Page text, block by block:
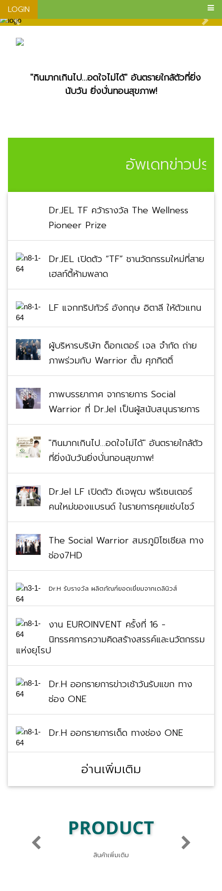
LOGIN
"กินมากเกินไป…อดใจไม่ได้" อันตรายใกล้ตัวที่ยิ่ง
นับวัน ยิ่งบั่นทอนสุขภาพ!
อัพเดทข่าวปร
Dr.JEL TF คว้ารางวัล The Wellness
Pioneer Prize
Dr.JEL เปิดตัว “TF” ชานวัตกรรมใหม่ที่สาย
เฮลท์ตี้ห้ามพลาด
LF แจกทริปทัวร์ อังกฤษ อิตาลี ให้ตัวแทน
ผู้บริหารบริษัท ด็อกเตอร์ เจล จำกัด ถ่าย
ภาพร่วมกับ Warrior ตั้ม ศุภกิตติ์
ภาพบรรยากาศ จากรายการ Social
Warrior ที่ Dr.Jel เป็นผู้สนับสนุนรายการ
"กินมากเกินไป…อดใจไม่ได้" อันตรายใกล้ตัว
ที่ยิ่งนับวันยิ่งบั่นทอนสุขภาพ!
Dr.Jel LF เปิดตัว ดีเจพุฒ พรีเซนเตอร์
คนใหม่ของแบรนด์ ในรายการคุยแซ่บโชว์
The Social Warrior สมรภูมิโซเชียล ทาง
ช่อง7HD
Dr.H รับรางวัล ผลิตภัณฑ์ยอดเยี่ยมจากเดลินิวส์
งาน EUROINVENT ครั้งที่ 16 -
นิทรรศการความคิดสร้างสรรค์และนวัตกรรม
แห่งยุโรป
Dr.H ออกรายการข่าวเช้าวันรับแขก ทาง
ช่อง ONE
Dr.H ออกรายการเด็ด ทางช่อง ONE
อ่านเพิ่มเติม
PRODUCT
Previous Next
สินค้าเพิ่มเติม